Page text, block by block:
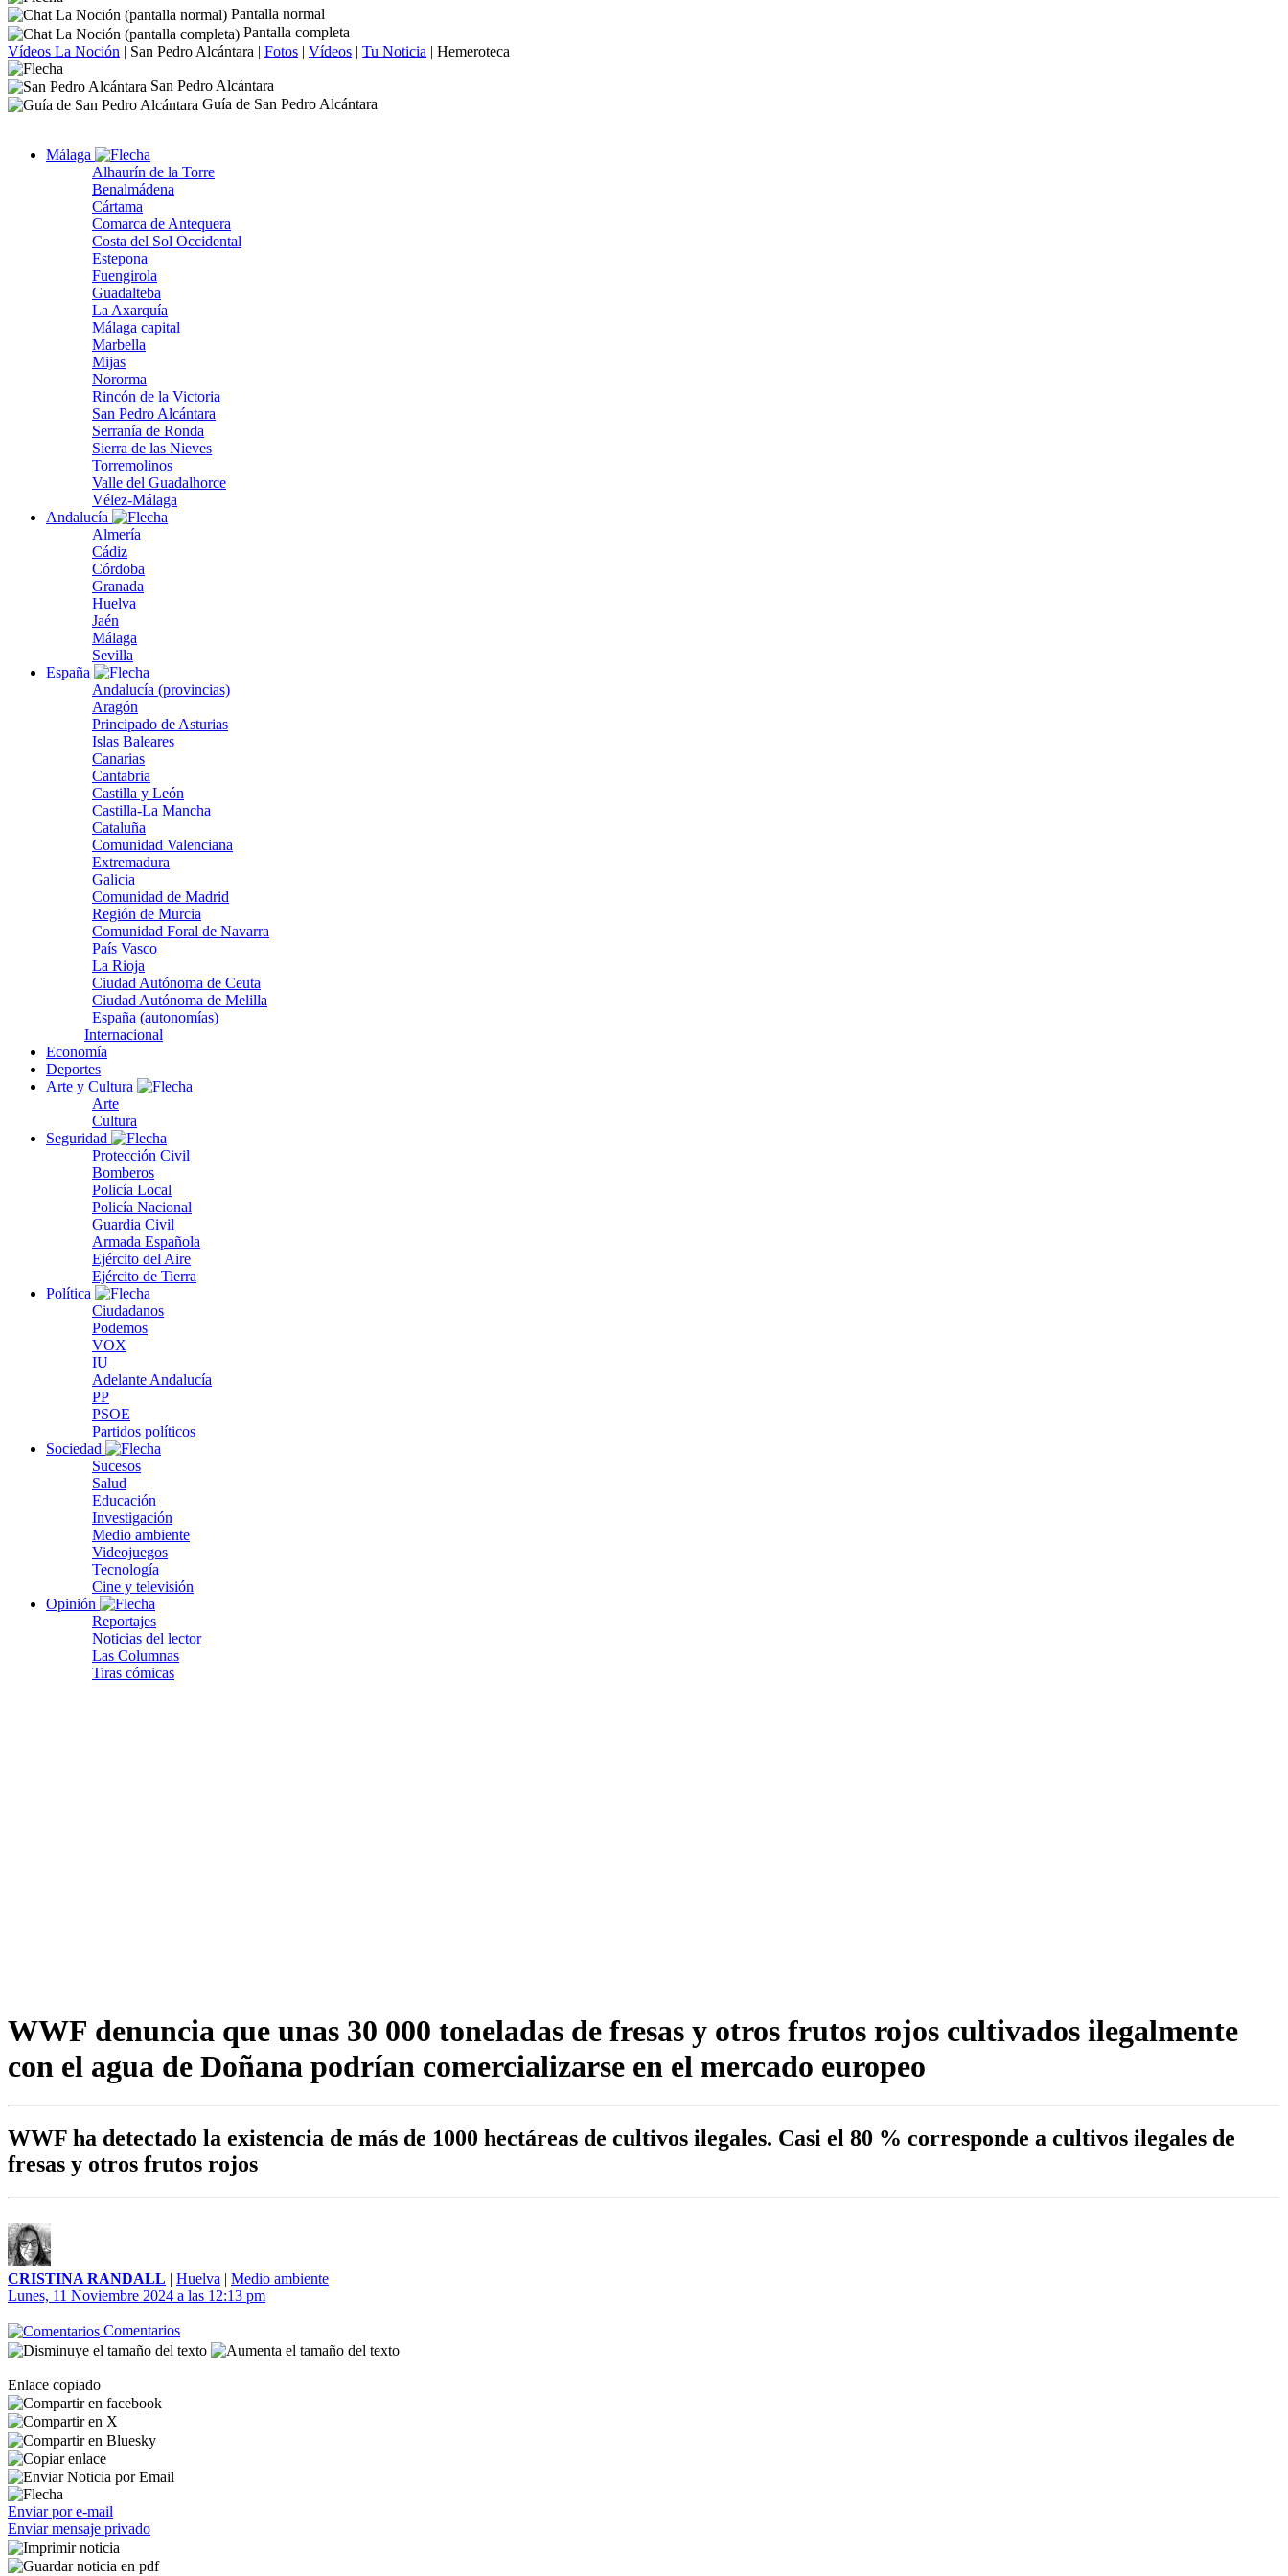
Pantalla normal
Pantalla completa
Vídeos La Noción | San Pedro Alcántara | Fotos | Vídeos | Tu Noticia | Hemeroteca
San Pedro Alcántara
Guía de San Pedro Alcántara
Málaga
Alhaurín de la Torre
Benalmádena
Cártama
Comarca de Antequera
Costa del Sol Occidental
Estepona
Fuengirola
Guadalteba
La Axarquía
Málaga capital
Marbella
Mijas
Nororma
Rincón de la Victoria
San Pedro Alcántara
Serranía de Ronda
Sierra de las Nieves
Torremolinos
Valle del Guadalhorce
Vélez-Málaga
Andalucía
Almería
Cádiz
Córdoba
Granada
Huelva
Jaén
Málaga
Sevilla
España
Andalucía (provincias)
Aragón
Principado de Asturias
Islas Baleares
Canarias
Cantabria
Castilla y León
Castilla-La Mancha
Cataluña
Comunidad Valenciana
Extremadura
Galicia
Comunidad de Madrid
Región de Murcia
Comunidad Foral de Navarra
País Vasco
La Rioja
Ciudad Autónoma de Ceuta
Ciudad Autónoma de Melilla
España (autonomías)
Internacional
Economía
Deportes
Arte y Cultura
Arte
Cultura
Seguridad
Protección Civil
Bomberos
Policía Local
Policía Nacional
Guardia Civil
Armada Española
Ejército del Aire
Ejército de Tierra
Política
Ciudadanos
Podemos
VOX
IU
Adelante Andalucía
PP
PSOE
Partidos políticos
Sociedad
Sucesos
Salud
Educación
Investigación
Medio ambiente
Videojuegos
Tecnología
Cine y televisión
Opinión
Reportajes
Noticias del lector
Las Columnas
Tiras cómicas
WWF denuncia que unas 30 000 toneladas de fresas y otros frutos rojos cultivados ilegalmente
con el agua de Doñana podrían comercializarse en el mercado europeo
WWF ha detectado la existencia de más de 1000 hectáreas de cultivos ilegales. Casi el 80 % corresponde a cultivos ilegales de
fresas y otros frutos rojos
CRISTINA RANDALL | Huelva | Medio ambiente
Lunes, 11 Noviembre 2024 a las 12:13 pm
Comentarios
Enlace copiado
Enviar por e-mail
Enviar mensaje privado